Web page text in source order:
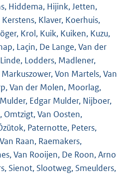
Hiddema, Hijink, Jetten,
Klaver, Koerhuis,
Krol, Kuik, Kuiken, Kuzu,
Laçin, De Lange, Van der
Lodders, Madlener,
Von Martels, Van
Van der Molen, Moorlag,
Edgar Mulder, Nijboer,
Omtzigt, Van Oosten,
Paternotte, Peters,
Raan, Raemakers,
Van Rooijen, De Roon, Arno
Sienot, Slootweg, Smeulders,